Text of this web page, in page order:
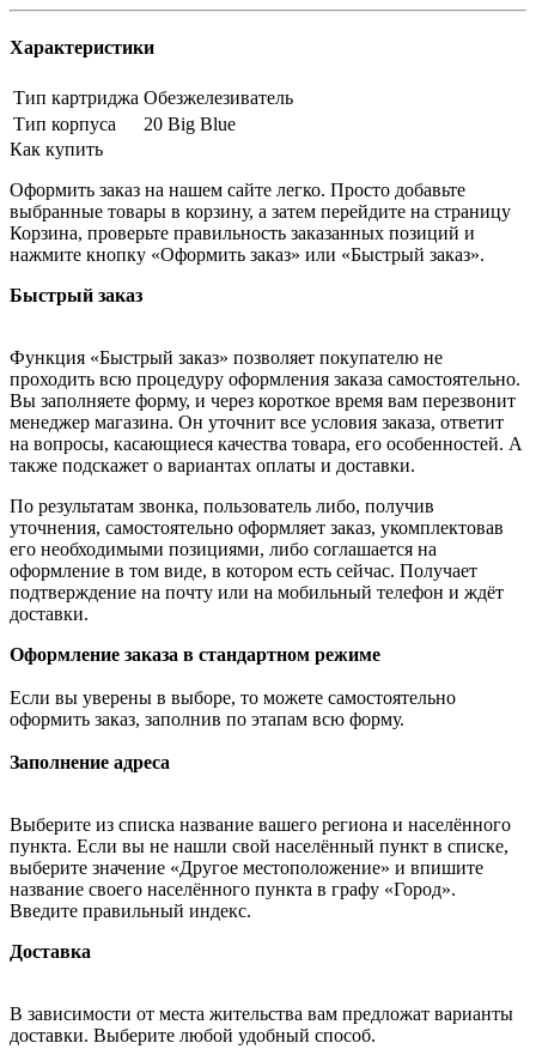
Характеристики
Тип картриджа Обезжелезиватель
Тип корпуса
20 Big Blue
Как купить
Оформить заказ на нашем сайте легко. Просто добавьте
выбранные товары в корзину, а затем перейдите на страницу
Корзина, проверьте правильность заказанных позиций и
нажмите кнопку «Оформить заказ» или «Быстрый заказ».
Быстрый заказ
Функция «Быстрый заказ» позволяет покупателю не
проходить всю процедуру оформления заказа самостоятельно.
Вы заполняете форму, и через короткое время вам перезвонит
менеджер магазина. Он уточнит все условия заказа, ответит
на вопросы, касающиеся качества товара, его особенностей. А
также подскажет о вариантах оплаты и доставки.
По результатам звонка, пользователь либо, получив
уточнения, самостоятельно оформляет заказ, укомплектовав
его необходимыми позициями, либо соглашается на
оформление в том виде, в котором есть сейчас. Получает
подтверждение на почту или на мобильный телефон и ждёт
доставки.
Оформление заказа в стандартном режиме
Если вы уверены в выборе, то можете самостоятельно
оформить заказ, заполнив по этапам всю форму.
Заполнение адреса
Выберите из списка название вашего региона и населённого
пункта. Если вы не нашли свой населённый пункт в списке,
выберите значение «Другое местоположение» и впишите
название своего населённого пункта в графу «Город».
Введите правильный индекс.
Доставка
В зависимости от места жительства вам предложат варианты
доставки. Выберите любой удобный способ.